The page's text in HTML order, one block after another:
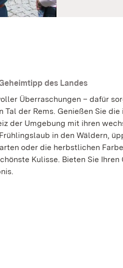
des Landes
Überraschungen – dafür
Tal der Rems. Genießen Sie
der Umgebung mit ihren
in den Wäldern,
oder die herbstlichen
Kulisse. Bieten Sie Ihren